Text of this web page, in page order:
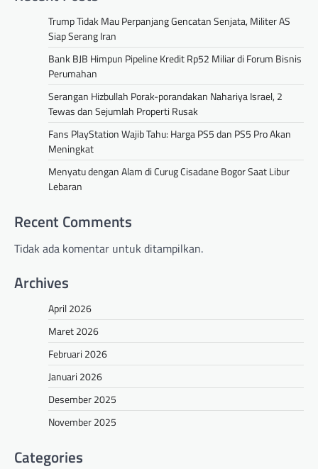
Trump Tidak Mau Perpanjang Gencatan Senjata, Militer AS
Siap Serang Iran
Bank BJB Himpun Pipeline Kredit Rp52 Miliar di Forum Bisnis
Perumahan
Serangan Hizbullah Porak-porandakan Nahariya Israel, 2
Tewas dan Sejumlah Properti Rusak
Fans PlayStation Wajib Tahu: Harga PS5 dan PS5 Pro Akan
Meningkat
Menyatu dengan Alam di Curug Cisadane Bogor Saat Libur
Lebaran
Recent Comments
Tidak ada komentar untuk ditampilkan.
Archives
April 2026
Maret 2026
Februari 2026
Januari 2026
Desember 2025
November 2025
Categories